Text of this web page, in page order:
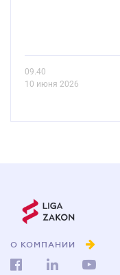
09.40
10 июня 2026
О КОМПАНИИ